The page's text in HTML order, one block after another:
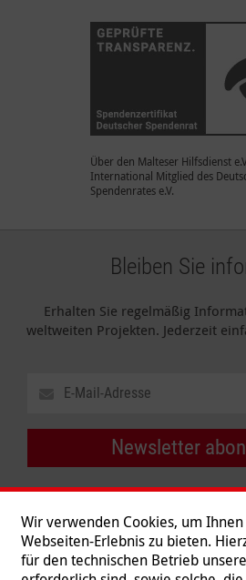
Über den Malteser Hilfsdienst
International Mitglied des
Spendenrates e.V.
Bleiben Sie
Erhalten Sie regelmäßig
weltweiten Projekten. Jederzeit
Newsletter
Wir verwenden Cookies, um
Webseiten-Erlebnis zu bieten.
für den technischen Betrieb